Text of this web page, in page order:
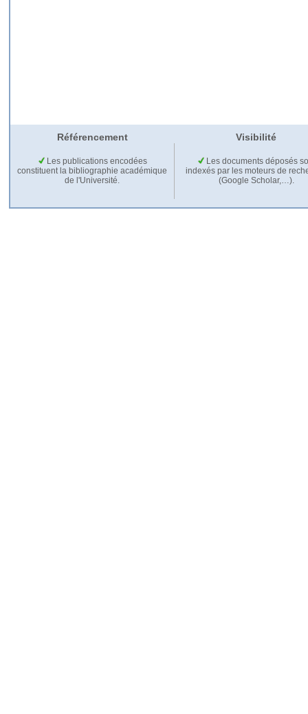
Référencement Visibilité
Les publications encodées
constituent la bibliographie académique
de l'Université.
Les documents déposés
indexés par les moteurs de
(Google Scholar,…).